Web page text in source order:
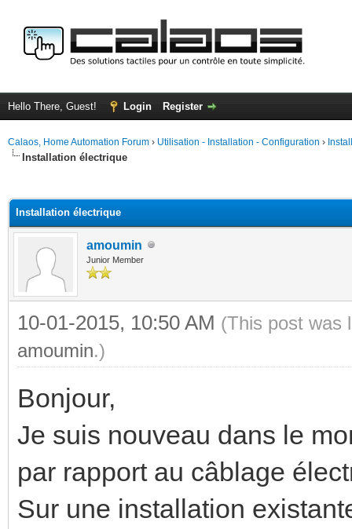
Hello There, Guest! Login Register
Calaos, Home Automation Forum › Utilisation - Installation - Configuration ›
Installation électrique
Installation électrique
amoumin
Junior Member
10-01-2015, 10:50 AM (This post was
amoumin.)
Bonjour,
Je suis nouveau dans le
par rapport au câblage
Sur une installation